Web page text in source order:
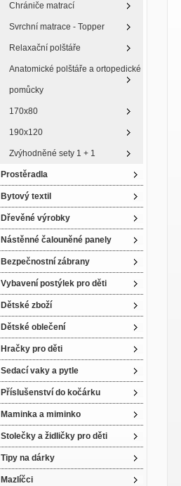
Chrániče matrací
Svrchní matrace - Topper
Relaxační polštáře
Anatomické polštáře a ortopedické
pomůcky
170x80
190x120
Zvýhodněné sety 1 + 1
Prostěradla
Bytový textil
Dřevěné výrobky
Nástěnné čalouněné panely
Bezpečnostní zábrany
Vybavení postýlek pro děti
Dětské zboží
Dětské oblečení
Hračky pro děti
Sedací vaky a pytle
Příslušenství do kočárku
Maminka a miminko
Stolečky a židličky pro děti
Tipy na dárky
Mazlíčci